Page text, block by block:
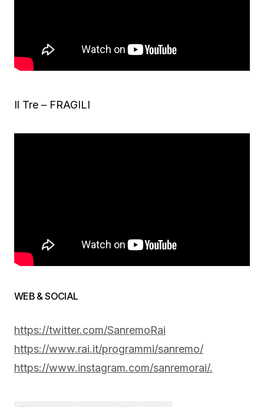
Il Tre – FRAGILI
WEB & SOCIAL
https://twitter.com/SanremoRai
https://www.rai.it/programmi/sanremo/
https://www.instagram.com/sanremorai/.